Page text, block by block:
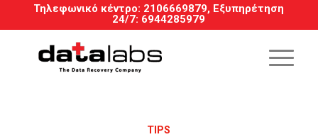
Τηλεφωνικό κέντρο: 2106669879, Εξυπηρέτηση
24/7: 6944285979
TIPS